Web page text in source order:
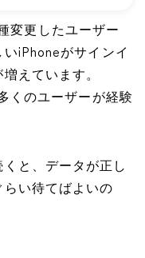
変更したユーザー
iPhoneがサインイ
えています。
くのユーザーが経験
と、データが正し
らい待てばよいの